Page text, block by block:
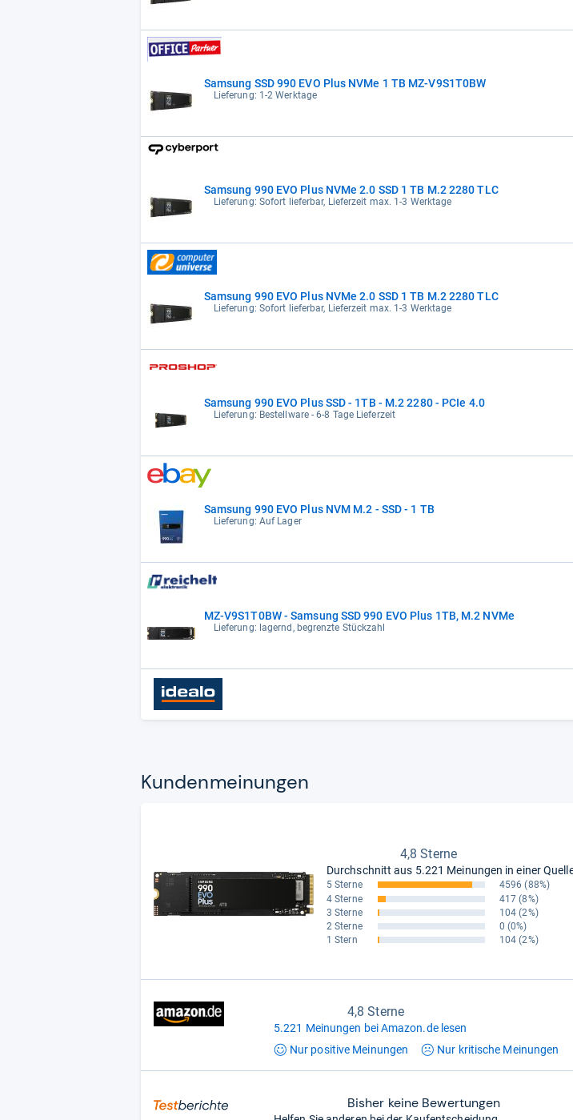
Samsung SSD 990 EVO Plus NVMe 1 TB MZ-V9S1T0BW
Lieferung: 1-2 Werktage
Samsung 990 EVO Plus NVMe 2.0 SSD 1 TB M.2 2280 TLC
Lieferung: Sofort lieferbar, Lieferzeit max. 1-3 Werktage
Samsung 990 EVO Plus NVMe 2.0 SSD 1 TB M.2 2280 TLC
Lieferung: Sofort lieferbar, Lieferzeit max. 1-3 Werktage
Samsung 990 EVO Plus SSD - 1TB - M.2 2280 - PCIe 4.0
Lieferung: Bestellware - 6-8 Tage Lieferzeit
Samsung 990 EVO Plus NVM M.2 - SSD - 1 TB
Lieferung: Auf Lager
MZ-V9S1T0BW - Samsung SSD 990 EVO Plus 1TB, M.2 NVMe
Lieferung: lagernd, begrenzte Stückzahl
Kun­den­mei­nun­gen
4,8 Sterne
Durchschnitt aus 5.221 Meinungen in einer
5 Sterne 4596 (88%)
4 Sterne
417 (8%)
3 Sterne
104 (2%)
2 Sterne
0 (0%)
1 Stern
104 (2%)
4,8 Sterne
5.221 Meinungen bei Amazon.de lesen
Nur positive Meinungen Nur kritische Meinungen
Bisher keine Bewertungen